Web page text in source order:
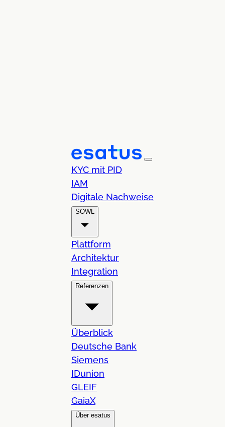
KYC mit PID
IAM
Digitale Nachweise
SOWL
Plattform
Architektur
Integration
Referenzen
Überblick
Deutsche Bank
Siemens
IDunion
GLEIF
GaiaX
Über esatus